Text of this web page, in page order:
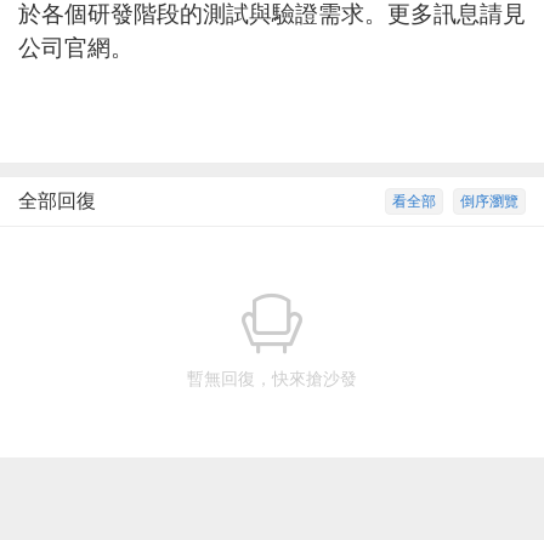
於各個研發階段的測試與驗證需求。更多訊息請見
公司官網。
倒序瀏覽
看全部
全部回復
暫無回復，快來搶沙發